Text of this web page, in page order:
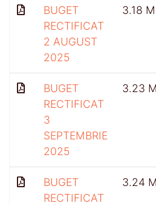
BUGET
RECTIFICAT
2 AUGUST
2025
3.18
BUGET
RECTIFICAT
3
SEPTEMBRIE
2025
3.23
BUGET
RECTIFICAT
3.24